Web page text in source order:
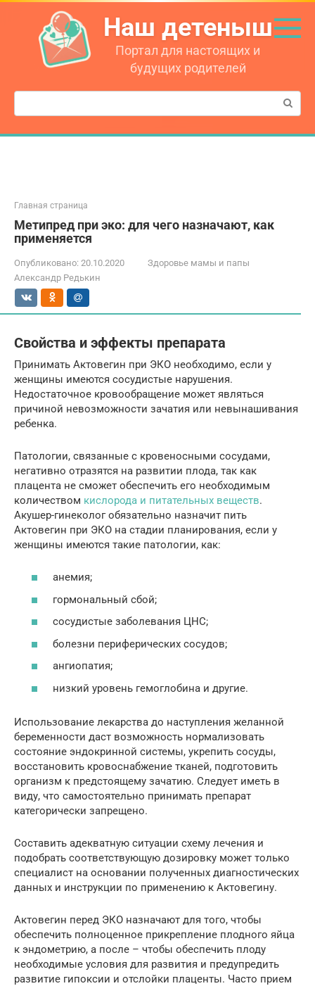
Перейти
контенту
Наш детеныш
Портал для настоящих и
будущих родителей
Поиск:
Главная страница
Метипред при эко: для чего назначают, как
применяется
Опубликовано: 20.10.2020
Здоровье мамы и папы
Александр Редькин
Свойства и эффекты препарата
Принимать Актовегин при ЭКО необходимо, если у
женщины имеются сосудистые нарушения.
Недостаточное кровообращение может являться
причиной невозможности зачатия или невынашивания
ребенка.
Патологии, связанные с кровеносными сосудами,
негативно отразятся на развитии плода, так как
плацента не сможет обеспечить его необходимым
количеством кислорода и питательных веществ.
Акушер-гинеколог обязательно назначит пить
Актовегин при ЭКО на стадии планирования, если у
женщины имеются такие патологии, как:
анемия;
гормональный сбой;
сосудистые заболевания ЦНС;
болезни периферических сосудов;
ангиопатия;
низкий уровень гемоглобина и другие.
Использование лекарства до наступления желанной
беременности даст возможность нормализовать
состояние эндокринной системы, укрепить сосуды,
восстановить кровоснабжение тканей, подготовить
организм к предстоящему зачатию. Следует иметь в
виду, что самостоятельно принимать препарат
категорически запрещено.
Составить адекватную ситуации схему лечения и
подобрать соответствующую дозировку может только
специалист на основании полученных диагностических
данных и инструкции по применению к Актовегину.
Актовегин перед ЭКО назначают для того, чтобы
обеспечить полноценное прикрепление плодного яйца
к эндометрию, а после – чтобы обеспечить плоду
необходимые условия для развития и предупредить
развитие гипоксии и отслойки плаценты. Часто прием